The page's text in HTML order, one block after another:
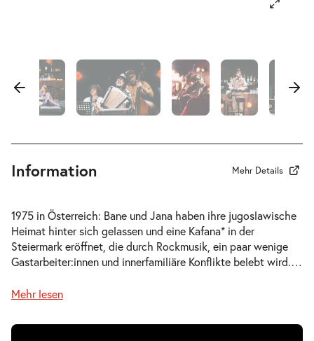
Information Mehr Details
1975 in Österreich: Bane und Jana haben ihre jugoslawische
Heimat hinter sich gelassen und eine Kafana* in der
Steiermark eröffnet, die durch Rockmusik, ein paar wenige
Gastarbeiter:innen und innerfamiliäre Konflikte belebt wird.…
Mehr lesen